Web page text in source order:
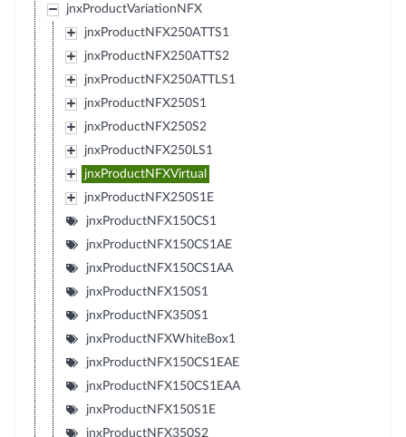
jnxProductVariationNFX
jnxProductNFX250ATTS1
jnxProductNFX250ATTS2
jnxProductNFX250ATTLS1
jnxProductNFX250S1
jnxProductNFX250S2
jnxProductNFX250LS1
jnxProductNFXVirtual
jnxProductNFX250S1E
jnxProductNFX150CS1
jnxProductNFX150CS1AE
jnxProductNFX150CS1AA
jnxProductNFX150S1
jnxProductNFX350S1
jnxProductNFXWhiteBox1
jnxProductNFX150CS1EAE
jnxProductNFX150CS1EAA
jnxProductNFX150S1E
jnxProductNFX350S2